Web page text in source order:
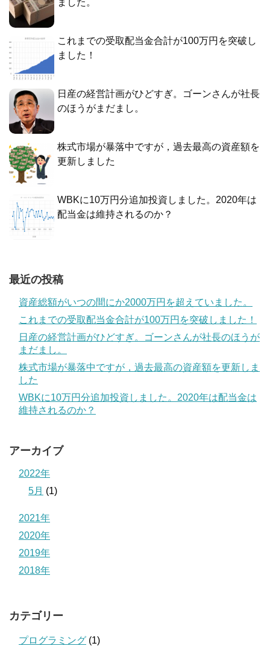
ました。
これまでの受取配当金合計が100万円を突破し
ました！
日産の経営計画がひどすぎ。ゴーンさんが社長
のほうがまだまし。
株式市場が暴落中ですが，過去最高の資産額を
更新しました
WBKに10万円分追加投資しました。2020年は
配当金は維持されるのか？
最近の投稿
資産総額がいつの間にか2000万円を超えていました。
これまでの受取配当金合計が100万円を突破しました！
日産の経営計画がひどすぎ。ゴーンさんが社長のほうが
まだまし。
株式市場が暴落中ですが，過去最高の資産額を更新しま
した
WBKに10万円分追加投資しました。2020年は配当金は
維持されるのか？
アーカイブ
2022年
5月 (1)
2021年
2020年
2019年
2018年
カテゴリー
プログラミング (1)